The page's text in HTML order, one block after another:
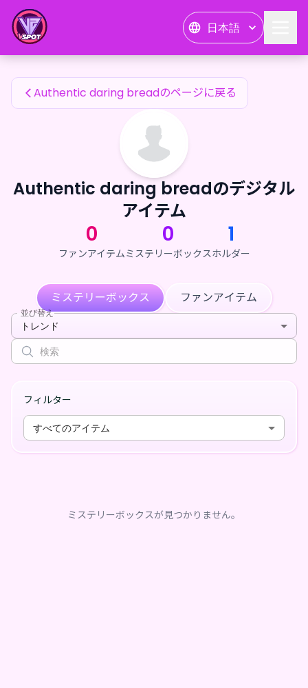
日本語
Authentic daring breadのファンアイテム
Authentic daring breadのページに戻る
Authentic daring breadのデジタル
アイテム
0
ファンアイテム
0
ミステリーボックス
1
ホルダー
ミステリーボックス ファンアイテム
並び替え
トレンド
フィルター
すべてのアイテム
ミステリーボックスが見つかりません。
Authentic daring breadのファンアイテム — 24karat